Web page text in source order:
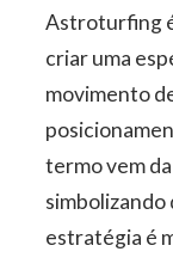
Astroturfing
criar uma
movimento
termo vem
simbolizando
estratégia é